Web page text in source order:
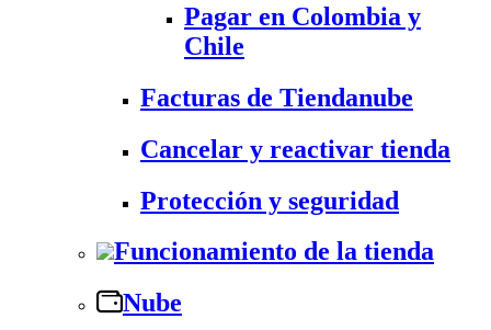
Pagar en Colombia y
Chile
Facturas de Tiendanube
Cancelar y reactivar tienda
Protección y seguridad
Funcionamiento de la tienda
Nube